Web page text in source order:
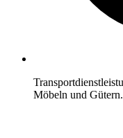
Möbeln und Gütern.